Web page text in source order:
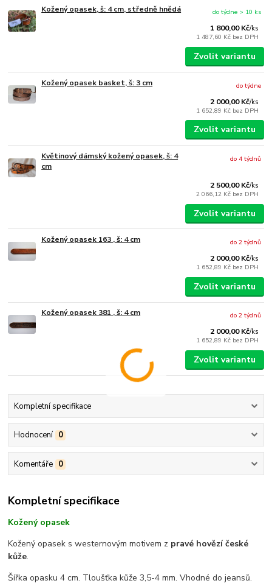
Kožený opasek, š: 4 cm, středně hnědá
1 800,00 Kč/ks
1 487,60 Kč bez DPH
do týdne > 10 ks
Zvolit variantu
Kožený opasek basket, š: 3 cm
2 000,00 Kč/ks
1 652,89 Kč bez DPH
do týdne
Zvolit variantu
Květinový dámský kožený opasek, š: 4
cm
2 500,00 Kč/ks
2 066,12 Kč bez DPH
do 4 týdnů
Zvolit variantu
Kožený opasek 163 , š: 4 cm
2 000,00 Kč/ks
1 652,89 Kč bez DPH
do 2 týdnů
Zvolit variantu
Kožený opasek 381 , š: 4 cm
2 000,00 Kč/ks
1 652,89 Kč bez DPH
do 2 týdnů
Zvolit variantu
Kompletní specifikace
Hodnocení 0
Komentáře 0
Kompletní specifikace
Kožený opasek
Kožený opasek s westernovým motivem z pravé hovězí české
kůže.
Šířka opasku 4 cm. Tloušťka kůže 3,5-4 mm. Vhodné do jeansů.